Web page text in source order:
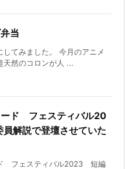
当
してみました。 今月のアニメ
天然のコロンが人 ...
ード フェスティバル20
解説で登壇させていた
フェスティバル2023 短編